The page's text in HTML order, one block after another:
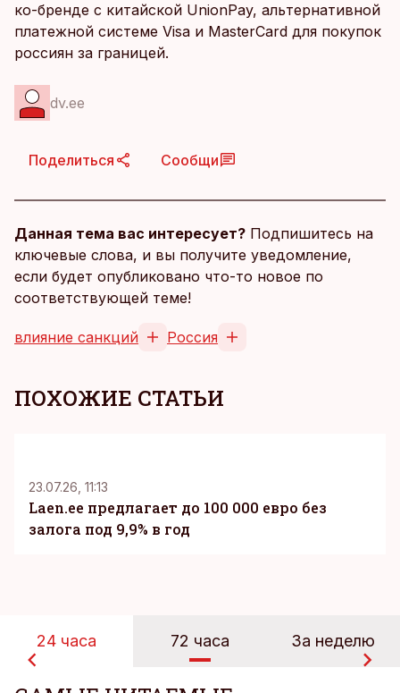
ко-бренде с китайской UnionPay, альтернативной
платежной системе Visa и MasterCard для покупок
россиян за границей.
dv.ee
Поделиться Сообщи
Данная тема вас интересует? Подпишитесь на
ключевые слова, и вы получите уведомление,
если будет опубликовано что-то новое по
соответствующей теме!
влияние санкций Россия
ПОХОЖИЕ СТАТЬИ
23.07.26, 11:13
Laen.ee предлагает до 100 000 евро без
залога под 9,9% в год
24 часа 72 часа За неделю